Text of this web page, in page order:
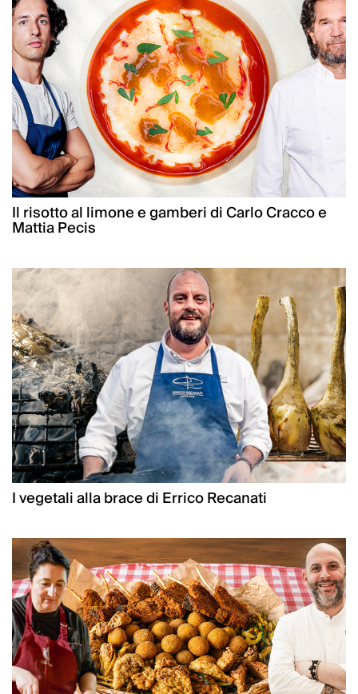
Il risotto al limone e gamberi di Carlo Cracco e
Mattia Pecis
I vegetali alla brace di Errico Recanati